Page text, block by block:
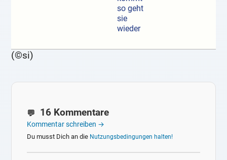
so geht
sie
wieder
(©si)
16 Kommentare
Kommentar schreiben →
Du musst Dich an die Nutzungsbedingungen halten!